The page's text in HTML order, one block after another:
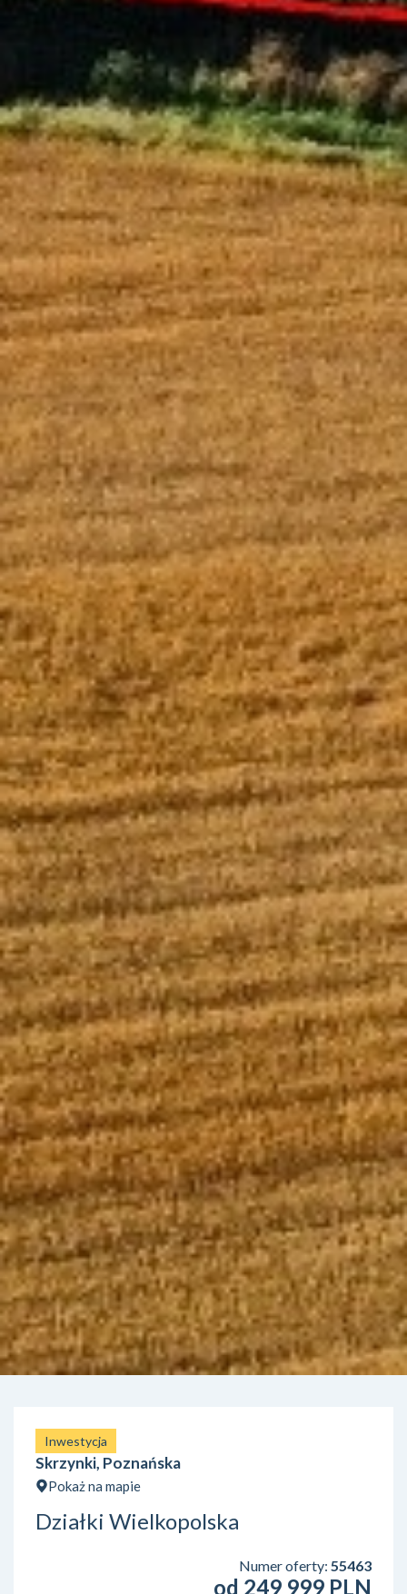
Inwestycja
Skrzynki, Poznańska
Pokaż na mapie
Działki Wielkopolska
Numer oferty: 55463
od 249 999 PLN